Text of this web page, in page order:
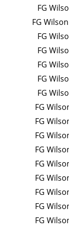
FG
FG
FG
FG
FG
FG
FG
FG
FG
FG
FG
FG
FG
FG
FG
FG